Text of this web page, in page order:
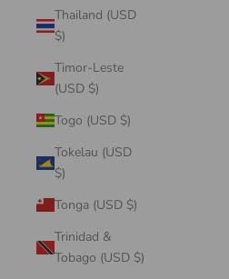
Thailand (USD
$)
Timor-Leste
(USD $)
Togo (USD $)
Tokelau (USD
$)
Tonga (USD $)
Trinidad &
Tobago (USD $)